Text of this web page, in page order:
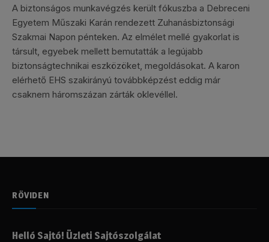
A biztonságos munkavégzés került fókuszba a Debreceni
Egyetem Műszaki Karán rendezett Zuhanásbiztonsági
Szakmai Napon pénteken. Az elmélet mellé gyakorlat is
társult, egyebek mellett bemutatták a legújabb
biztonságtechnikai eszközöket, megoldásokat. A karon
elérhető EHS szakirányú továbbképzést eddig már
csaknem háromszázan zárták oklevéllel.
RÖVIDEN
Helló Sajtó! Üzleti Sajtószolgálat